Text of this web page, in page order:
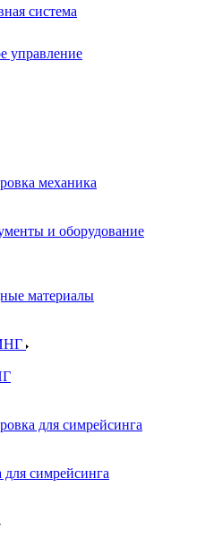
система
управление
механика
и оборудование
материалы
для симрейсинга
для симрейсинга